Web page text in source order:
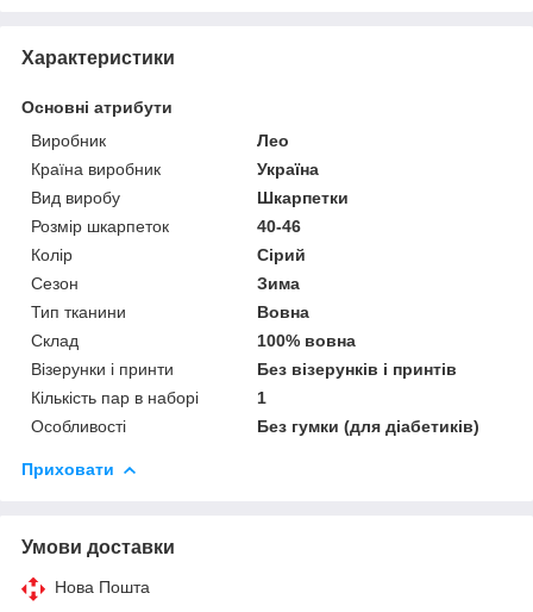
Характеристики
Основні атрибути
Виробник
Лео
Країна виробник
Україна
Вид виробу
Шкарпетки
Розмір шкарпеток
40-46
Колір
Сірий
Сезон
Зима
Тип тканини
Вовна
Склад
100% вовна
Візерунки і принти
Без візерунків і принтів
Кількість пар в наборі
1
Особливості
Без гумки (для діабетиків)
Приховати
Умови доставки
Нова Пошта